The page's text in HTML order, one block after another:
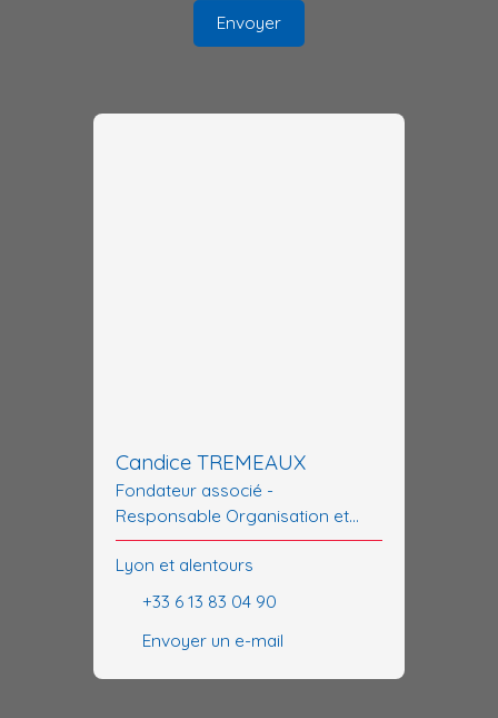
Envoyer
Candice TREMEAUX
Fondateur associé -
Responsable Organisation et
Coordination
Lyon et alentours
+33 6 13 83 04 90
Envoyer un e-mail